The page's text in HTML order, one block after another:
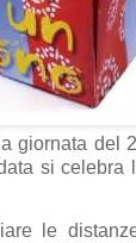
giornata del
si celebra
le